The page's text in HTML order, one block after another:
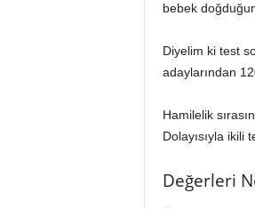
bebek
Diyelim ki test
adaylarından
Hamilelik
Dolayısıyla ikili
Değerleri